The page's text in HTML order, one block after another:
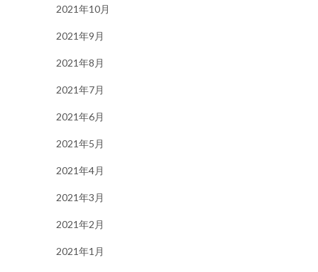
2021年10月
2021年9月
2021年8月
2021年7月
2021年6月
2021年5月
2021年4月
2021年3月
2021年2月
2021年1月